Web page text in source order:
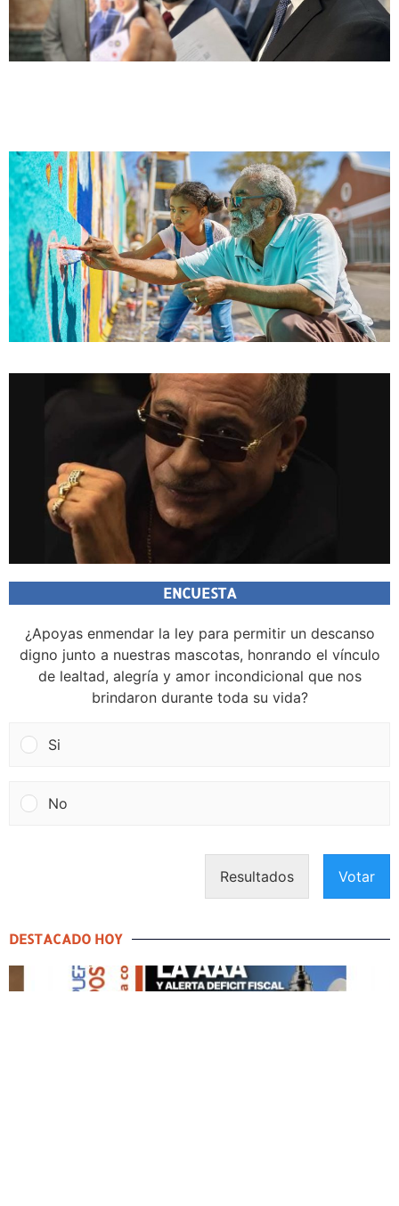
ENCUESTA
¿Apoyas enmendar la ley para permitir un descanso
digno junto a nuestras mascotas, honrando el vínculo
de lealtad, alegría y amor incondicional que nos
brindaron durante toda su vida?
Si
No
Resultados Votar
DESTACADO HOY